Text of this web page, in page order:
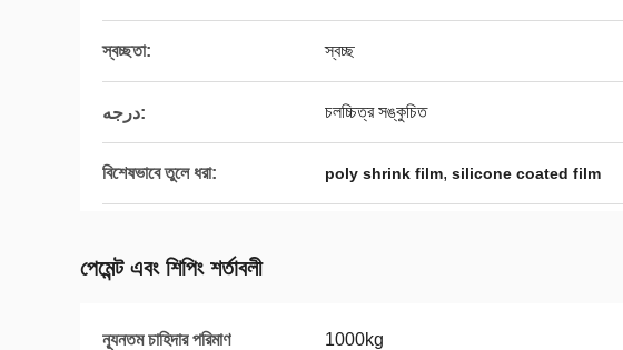
স্বচ্ছতা: স্বচ্ছ
درجه: চলচ্চিত্র সঙ্কুচিত
বিশেষভাবে তুলে ধরা: poly shrink film, silicone coated film
পেমেন্ট এবং শিপিং শর্তাবলী
ন্যূনতম চাহিদার পরিমাণ 1000kg